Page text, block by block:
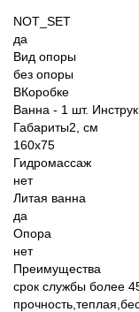
NOT_SET
да
Вид опоры
без опоры
ВКоробке
Ванна - 1 шт.
Габариты2, см
160x75
Гидромассаж
нет
Литая ванна
да
Опора
нет
Преимущества
срок службы более